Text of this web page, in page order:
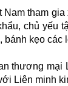
tham
chủ yếu
bánh kẹo các
thương
Liên minh